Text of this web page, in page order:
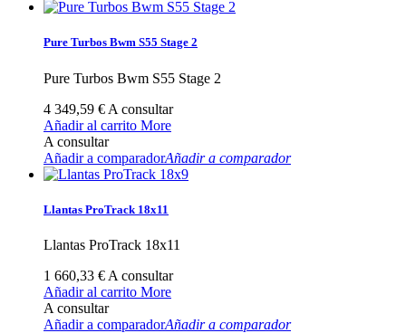
Pure Turbos Bwm S55 Stage 2
Pure Turbos Bwm S55 Stage 2
4 349,59 € A consultar
Añadir al carrito More
A consultar
Añadir a comparadorAñadir a comparador
Llantas ProTrack 18x11
Llantas ProTrack 18x11
1 660,33 € A consultar
Añadir al carrito More
A consultar
Añadir a comparadorAñadir a comparador